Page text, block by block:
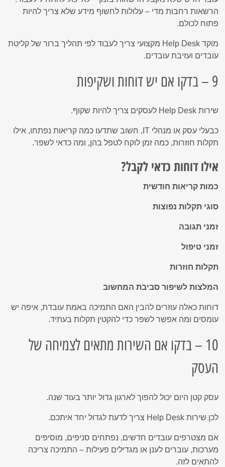
הרשאות רחבות מדי – עלולות לחשוף מידע שלא צריך להיות
פתוח לכולם.
מוקד Help Desk מקצועי צריך לעבוד לפי תהליך ברור של קליטת
עובדים ועזיבת עובדים.
9 – בדקו אם יש דוחות ושקיפות
שירות Help Desk לעסקים צריך להיות שקוף.
כבעלי עסק או מנהלי IT, חשוב שתדעו כמה קריאות נפתחו, אילו
תקלות חוזרות, כמה זמן לוקח לטפל בהן, ומה כדאי לשפר.
אילו דוחות כדאי לקבל?
כמות קריאות חודשית
סוגי תקלות נפוצות
זמני תגובה
זמני טיפול
תקלות חוזרות
המלצות לשיפור סביבת המחשוב
דוחות כאלה עוזרים להבין האם התמיכה באמת עובדת, איפה יש
עומסים ומה אפשר לשפר כדי להקטין תקלות בעתיד.
10 – בדקו אם השירות מתאים לצמיחה של
העסק
עסק קטן היום יכול להפוך לארגון גדול יותר בעוד שנה.
לכן שירות Help Desk צריך לדעת לגדול יחד איתכם.
אם מצטרפים עובדים חדשים, נפתחים סניפים, מוסיפים
מערכות, עוברים לענן או מגדילים פעילות – התמיכה צריכה
להתאים לזה.